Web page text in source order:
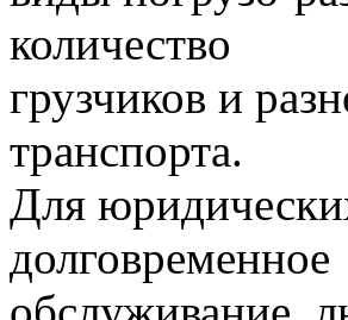
количество
грузчиков и
транспорта.
Для
долговременное